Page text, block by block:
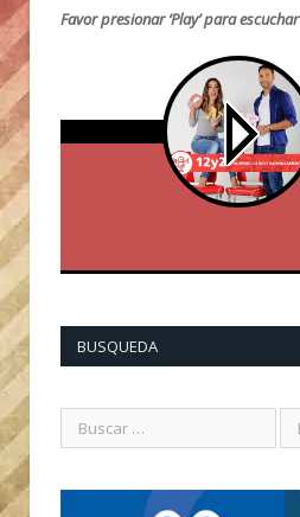
Favor presionar ‘Play’ para escuchar
BUSQUEDA